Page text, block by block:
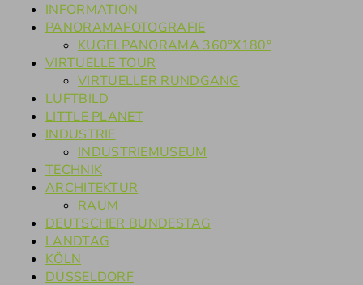
INFORMATION
PANORAMAFOTOGRAFIE
KUGELPANORAMA 360°X180°
VIRTUELLE TOUR
VIRTUELLER RUNDGANG
LUFTBILD
LITTLE PLANET
INDUSTRIE
INDUSTRIEMUSEUM
TECHNIK
ARCHITEKTUR
RAUM
DEUTSCHER BUNDESTAG
LANDTAG
KÖLN
DÜSSELDORF